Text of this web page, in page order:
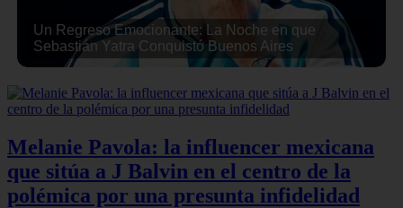
Un Regreso Emocionante: La Noche en que
Sebastián Yatra Conquistó Buenos Aires
Melanie Pavola: la influencer mexicana
que sitúa a J Balvin en el centro de la
polémica por una presunta infidelidad